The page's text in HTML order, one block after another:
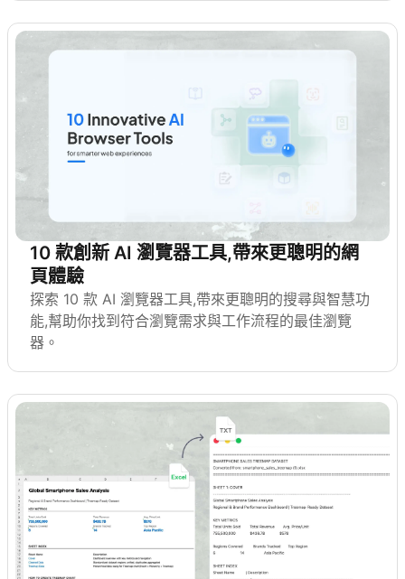
10 款創新 AI 瀏覽器工具,帶來更聰明的網
頁體驗
探索 10 款 AI 瀏覽器工具,帶來更聰明的搜尋與智慧功
能,幫助你找到符合瀏覽需求與工作流程的最佳瀏覽
器。